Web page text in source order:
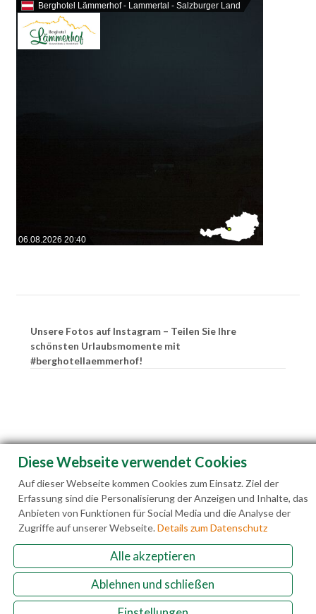
Berghotel Lämmerhof - Lammertal - Salzburger Land
06.08.2026 20:40
Unsere Fotos auf Instagram – Teilen Sie Ihre
schönsten Urlaubsmomente mit
#berghotellaemmerhof!
Familie Hedegger Lämmerhofweg 2 A-5522 St.
Martin a. Tgb.
Diese Webseite verwendet Cookies
Auf dieser Webseite kommen Cookies zum Einsatz. Ziel der
Erfassung sind die Personalisierung der Anzeigen und Inhalte, das
Anbieten von Funktionen für Social Media und die Analyse der
Zugriffe auf unserer Webseite.Details zum Datenschutz
Alle akzeptieren
Ablehnen und schließen